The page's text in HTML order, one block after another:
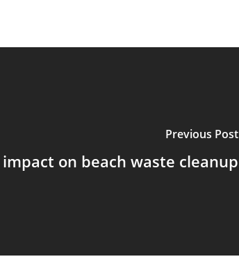
Previous Post
on beach waste cleanup